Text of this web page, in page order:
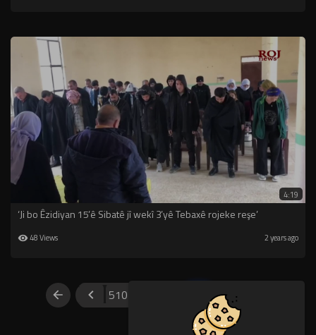
4:19
‘Ji bo Êzidiyan 15’ê Sibatê jî wekî 3’yê Tebaxê rojeke reşe’
48 Views 2 years ago
510